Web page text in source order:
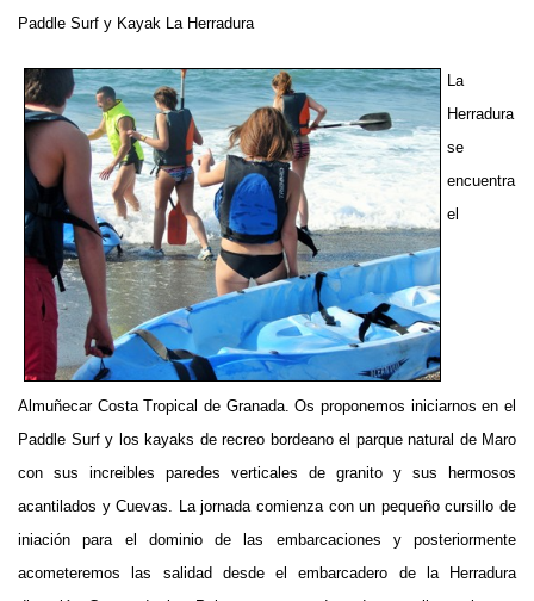
Paddle Surf y Kayak La Herradura
La
Herradura
se
encuentra
el
Almuñecar Costa Tropical de Granada. Os proponemos iniciarnos en el
Paddle Surf y los kayaks de recreo bordeano el parque natural de Maro
con sus increibles paredes verticales de granito y sus hermosos
acantilados y Cuevas. La jornada comienza con un pequeño cursillo de
iniación para el dominio de las embarcaciones y posteriormente
acometeremos las salidad desde el embarcadero de la Herradura